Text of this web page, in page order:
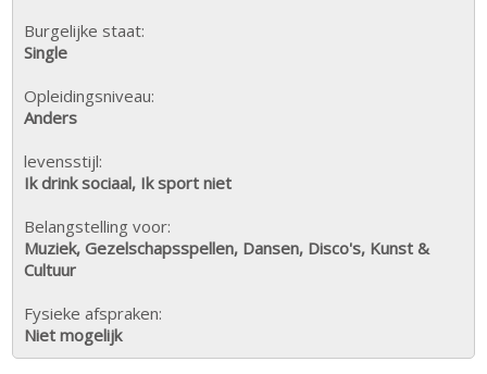
Burgelijke staat:
Single
Opleidingsniveau:
Anders
levensstijl:
Ik drink sociaal, Ik sport niet
Belangstelling voor:
Muziek, Gezelschapsspellen, Dansen, Disco's, Kunst &
Cultuur
Fysieke afspraken:
Niet mogelijk